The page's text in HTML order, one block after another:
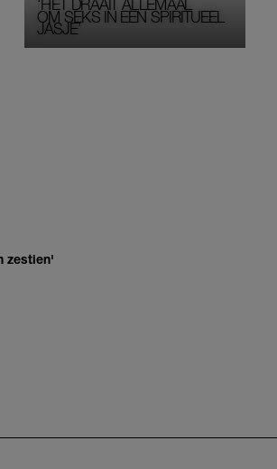
‘HET DRAAIT ALLEMAAL
OM SEKS IN EEN SPIRITUEEL
JASJE’
zestien'